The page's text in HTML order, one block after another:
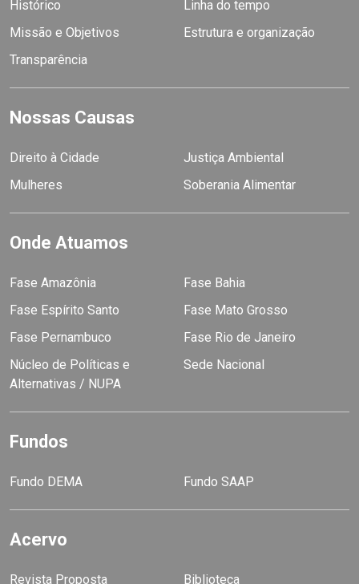
Histórico
Linha do tempo
Missão e Objetivos
Estrutura e organização
Transparência
Nossas Causas
Direito à Cidade
Justiça Ambiental
Mulheres
Soberania Alimentar
Onde Atuamos
Fase Amazônia
Fase Bahia
Fase Espírito Santo
Fase Mato Grosso
Fase Pernambuco
Fase Rio de Janeiro
Núcleo de Políticas e
Alternativas / NUPA
Sede Nacional
Fundos
Fundo DEMA Fundo SAAP
Acervo
Revista Proposta
Biblioteca